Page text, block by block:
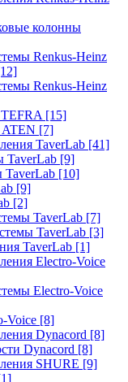
колонны
Renkus-Heinz
Renkus-Heinz
[15]
ATEN [7]
TaverLab [41]
TaverLab [9]
TaverLab [10]
[9]
[2]
TaverLab [7]
TaverLab [3]
TaverLab [1]
Electro-Voice
Electro-Voice
Voice [8]
Dynacord [8]
Dynacord [8]
SHURE [9]